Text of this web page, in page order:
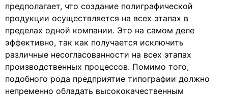
предполагает, что создание полиграфической
продукции осуществляется на всех этапах в
пределах одной компании. Это на самом деле
эффективно, так как получается исключить
различные несогласованности на всех этапах
производственных процессов. Помимо того,
подобного рода предприятие типографии должно
непременно обладать высококачественным